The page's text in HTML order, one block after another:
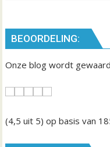
BEOORDELING:
Onze blog wordt
(4,5 uit 5) op basis van